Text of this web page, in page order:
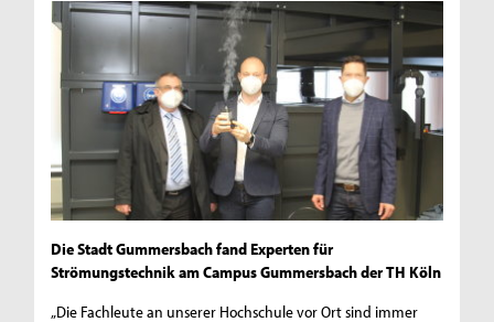
Die Stadt Gummersbach fand Experten für
Strömungstechnik am Campus Gummersbach der TH Köln
„Die Fachleute an unserer Hochschule vor Ort sind immer